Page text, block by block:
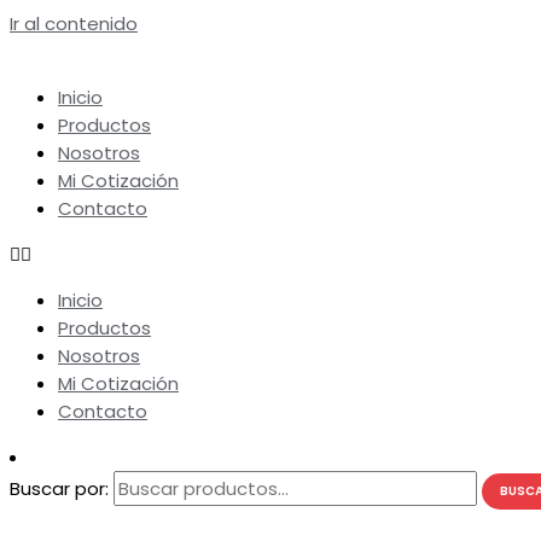
Ir al contenido
Inicio
Productos
Nosotros
Mi Cotización
Contacto
Inicio
Productos
Nosotros
Mi Cotización
Contacto
Buscar por: